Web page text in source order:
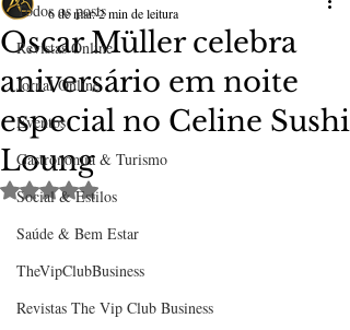
Todos os posts
Revistas Online
Jornal Online
Eventos
Gastronomia & Turismo
Social & Estilos
Saúde & Bem Estar
TheVipClubBusiness
Revistas The Vip Club Business
Oscar Müller celebra
aniversário em noite
especial no Celine Sushi
Loung
6 de mar.2 min de leitura
Avaliado com NaN de 5 estrelas.